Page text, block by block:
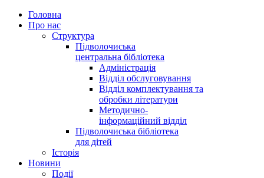
Головна
Про нас
Структура
Підволочиська
центральна бібліотека
Адміністрація
Відділ обслуговування
Відділ комплектування та
обробки літератури
Методично-
інформаційний відділ
Підволочиська бібліотека
для дітей
Історія
Новини
Події